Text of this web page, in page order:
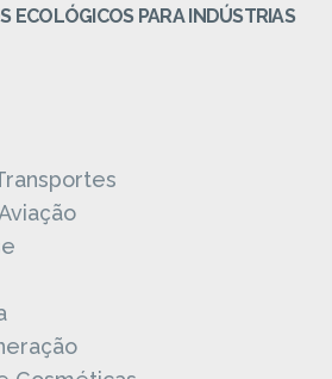
ECOLÓGICOS PARA INDÚSTRIAS